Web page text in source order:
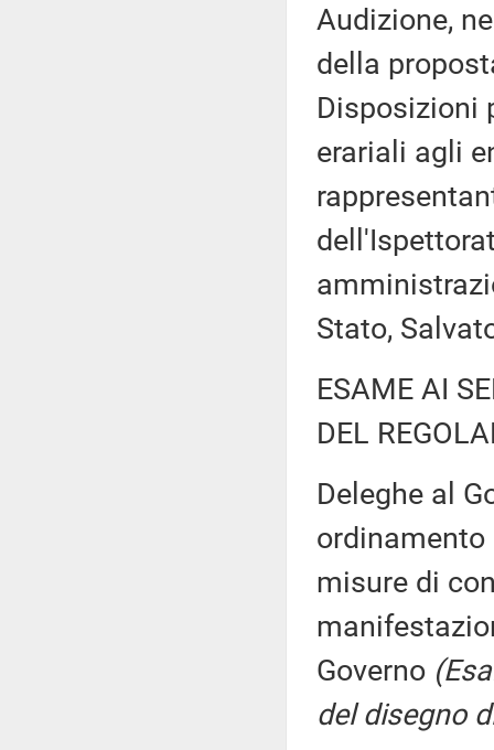
Audizione,
della
Disposizioni
erariali agli
Stato,
ESAME AI
DEL
Deleghe al
misure di
Governo
del disegno